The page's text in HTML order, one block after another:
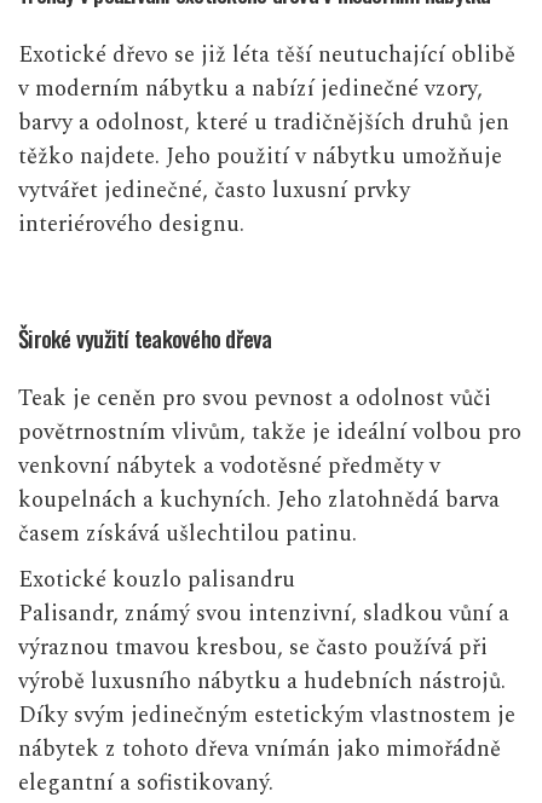
Exotické dřevo se již léta těší neutuchající oblibě
v moderním nábytku a nabízí jedinečné vzory,
barvy a odolnost, které u tradičnějších druhů jen
těžko najdete. Jeho použití v nábytku umožňuje
vytvářet jedinečné, často luxusní prvky
interiérového designu.
Široké využití teakového dřeva
Teak je ceněn pro svou pevnost a odolnost vůči
povětrnostním vlivům, takže je ideální volbou pro
venkovní nábytek a vodotěsné předměty v
koupelnách a kuchyních. Jeho zlatohnědá barva
časem získává ušlechtilou patinu.
Exotické kouzlo palisandru
Palisandr, známý svou intenzivní, sladkou vůní a
výraznou tmavou kresbou, se často používá při
výrobě luxusního nábytku a hudebních nástrojů.
Díky svým jedinečným estetickým vlastnostem je
nábytek z tohoto dřeva vnímán jako mimořádně
elegantní a sofistikovaný.